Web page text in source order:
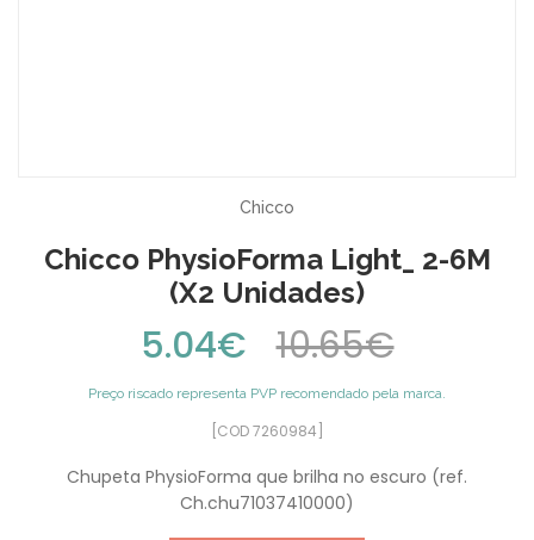
Chicco
Chicco PhysioForma Light_ 2-6M
(x2 Unidades)
5.04€ 10.65€
Preço riscado representa PVP recomendado pela marca.
[COD 7260984]
Chupeta PhysioForma que brilha no escuro (ref.
Ch.chu71037410000)